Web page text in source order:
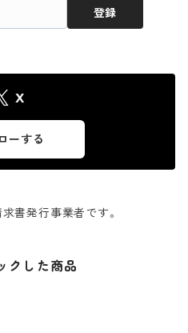
登録
X
ーする
書発行事業者です。
クした商品